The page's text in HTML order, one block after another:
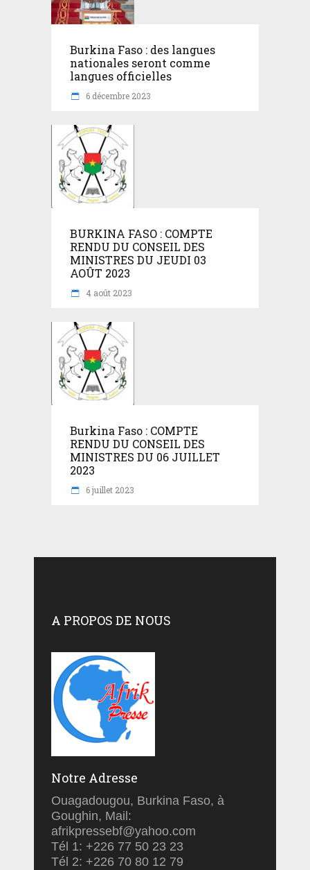
Burkina Faso : des langues
nationales seront comme
langues officielles
6 décembre 2023
BURKINA FASO : COMPTE
RENDU DU CONSEIL DES
MINISTRES DU JEUDI 03
AOÛT 2023
4 août 2023
Burkina Faso : COMPTE
RENDU DU CONSEIL DES
MINISTRES DU 06 JUILLET
2023
6 juillet 2023
A PROPOS DE NOUS
Notre Adresse
Ouagadougou, Burkina Faso, à
Goughin, Mail:
afrikpressebf@yahoo.com
Tél 1: +226 77 50 23 23
Tél 2: +226 70 80 12 79